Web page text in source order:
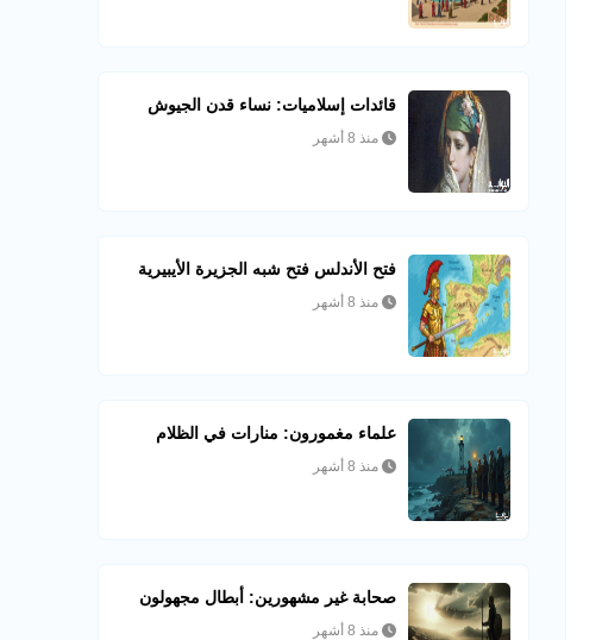
قائدات إسلاميات: نساء قدن الجيوش
منذ 8 أشهر
فتح الأندلس فتح شبه الجزيرة الأيبيرية
منذ 8 أشهر
علماء مغمورون: منارات في الظلام
منذ 8 أشهر
صحابة غير مشهورين: أبطال مجهولون
منذ 8 أشهر